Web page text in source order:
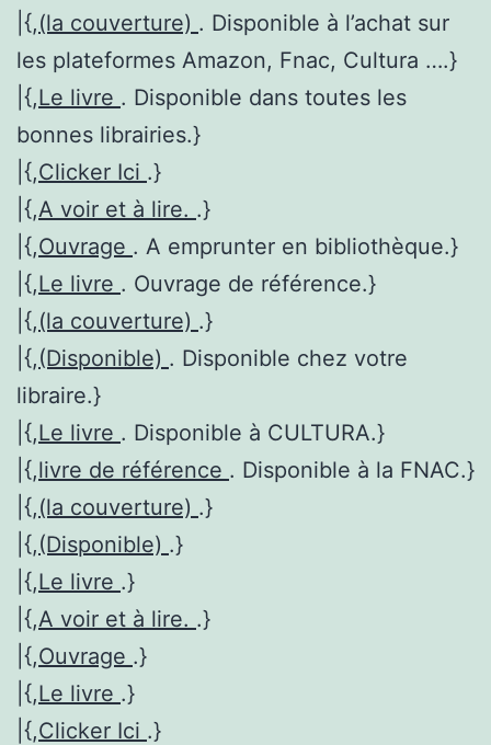
|{,(la couverture) . Disponible à l’achat sur
les plateformes Amazon, Fnac, Cultura ….}
|{,Le livre . Disponible dans toutes les
bonnes librairies.}
|{,Clicker Ici .}
|{,A voir et à lire. .}
|{,Ouvrage . A emprunter en bibliothèque.}
|{,Le livre . Ouvrage de référence.}
|{,(la couverture) .}
|{,(Disponible) . Disponible chez votre
libraire.}
|{,Le livre . Disponible à CULTURA.}
|{,livre de référence . Disponible à la FNAC.}
|{,(la couverture) .}
|{,(Disponible) .}
|{,Le livre .}
|{,A voir et à lire. .}
|{,Ouvrage .}
|{,Le livre .}
|{,Clicker Ici .}